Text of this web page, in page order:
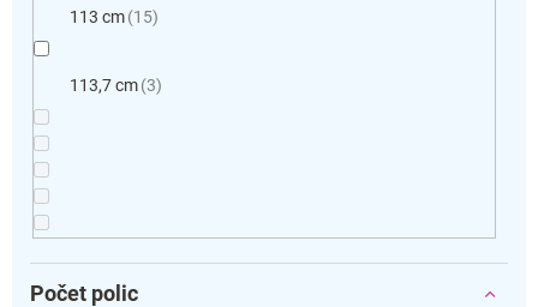
113 cm 15
113,7 cm 3
Počet polic